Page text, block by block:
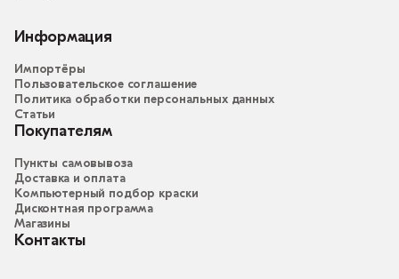
Информация
Импортёры
Пользовательское соглашение
Политика обработки персональных данных
Статьи
Покупателям
Пункты самовывоза
Доставка и оплата
Компьютерный подбор краски
Дисконтная программа
Магазины
Контакты